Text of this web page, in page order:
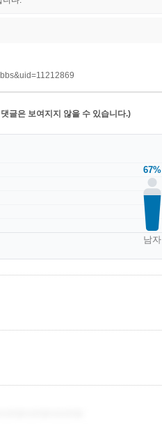
글은 보여지지 않을 수 있습니다.)
67%
남자